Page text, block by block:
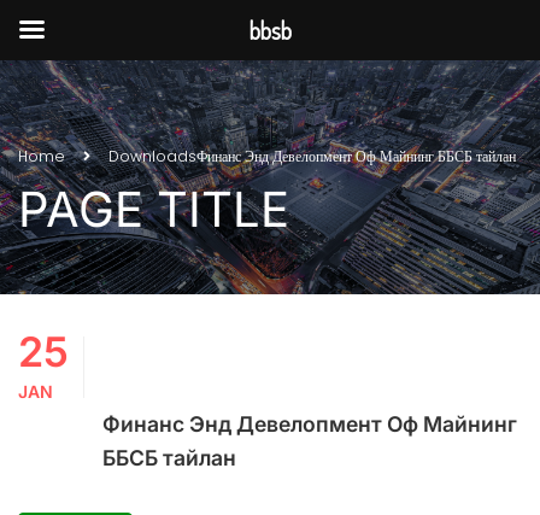
Home DownloadsФинанс Энд Девелопмент Оф Майнинг ББСБ тайлан
PAGE TITLE
25
JAN
Финанс Энд Девелопмент Оф Майнинг
ББСБ тайлан
bbsb